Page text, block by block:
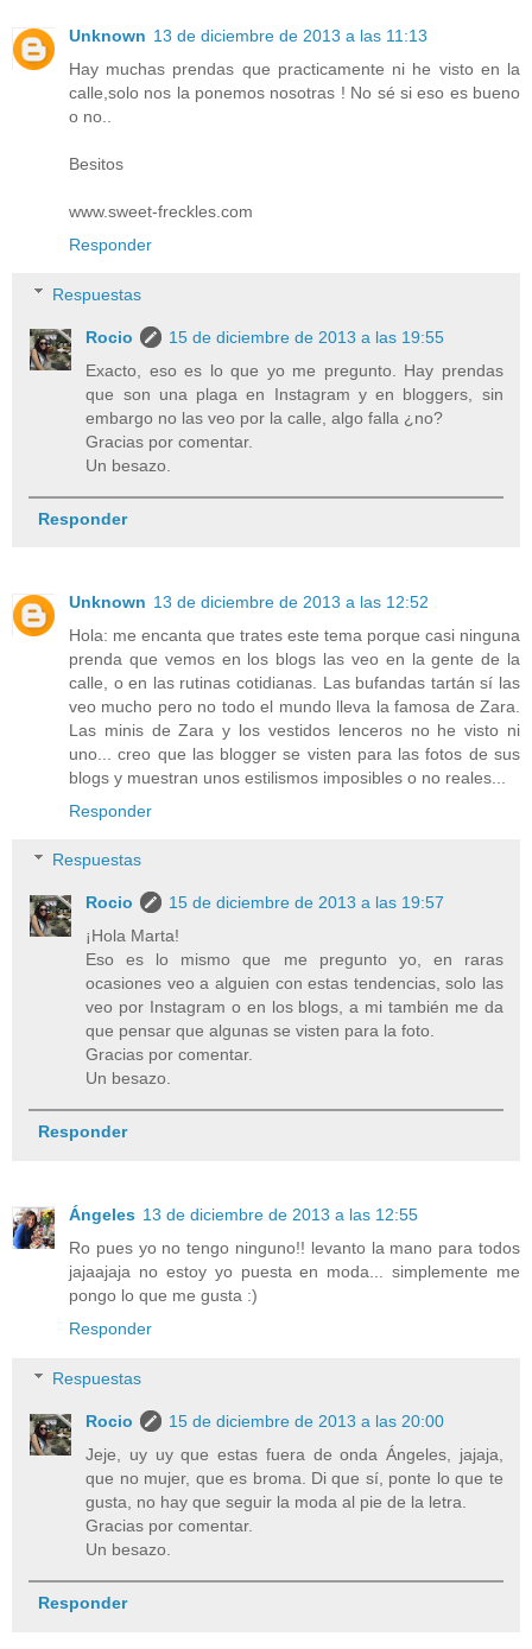
Unknown 13 de diciembre de 2013 a las 11:13
Hay muchas prendas que practicamente ni he visto en la
calle,solo nos la ponemos nosotras ! No sé si eso es bueno
o no..
Besitos
www.sweet-freckles.com
Responder
Respuestas
Rocio
15 de diciembre de 2013 a las 19:55
Exacto, eso es lo que yo me pregunto. Hay prendas
que son una plaga en Instagram y en bloggers, sin
embargo no las veo por la calle, algo falla ¿no?
Gracias por comentar.
Un besazo.
Responder
Unknown 13 de diciembre de 2013 a las 12:52
Hola: me encanta que trates este tema porque casi ninguna
prenda que vemos en los blogs las veo en la gente de la
calle, o en las rutinas cotidianas. Las bufandas tartán sí las
veo mucho pero no todo el mundo lleva la famosa de Zara.
Las minis de Zara y los vestidos lenceros no he visto ni
uno... creo que las blogger se visten para las fotos de sus
blogs y muestran unos estilismos imposibles o no reales...
Responder
Respuestas
Rocio
15 de diciembre de 2013 a las 19:57
¡Hola Marta!
Eso es lo mismo que me pregunto yo, en raras
ocasiones veo a alguien con estas tendencias, solo las
veo por Instagram o en los blogs, a mi también me da
que pensar que algunas se visten para la foto.
Gracias por comentar.
Un besazo.
Responder
Ángeles 13 de diciembre de 2013 a las 12:55
Ro pues yo no tengo ninguno!! levanto la mano para todos
jajaajaja no estoy yo puesta en moda... simplemente me
pongo lo que me gusta :)
Responder
Respuestas
Rocio
15 de diciembre de 2013 a las 20:00
Jeje, uy uy que estas fuera de onda Ángeles, jajaja,
que no mujer, que es broma. Di que sí, ponte lo que te
gusta, no hay que seguir la moda al pie de la letra.
Gracias por comentar.
Un besazo.
Responder